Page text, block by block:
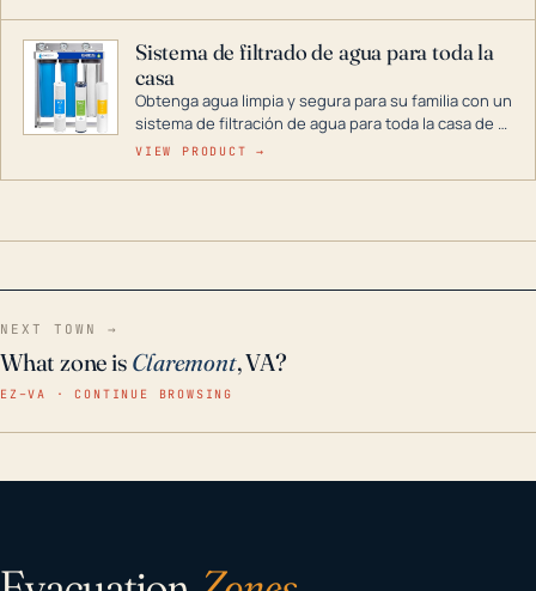
Sistema de filtrado de agua para toda la
casa
Obtenga agua limpia y segura para su familia con un
sistema de filtración de agua para toda la casa de 3
etapas. La tecnología avanzada de este filtro
en situaciones de emergencia.
VIEW PRODUCT →
NEXT TOWN →
What zone is Claremont, VA?
EZ–VA · CONTINUE BROWSING